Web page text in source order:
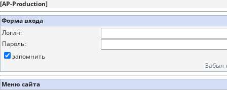
[AP-Production]
Форма входа
Логин:
Пароль:
запомнить
Забыл
Меню сайта